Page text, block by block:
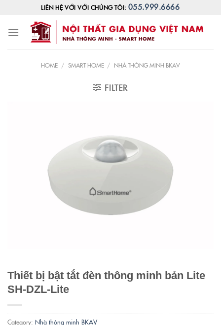
content
LIÊN HỆ VỚI VỚI CHÚNG TÔI: 055.999.6666
HOME / SMART HOME / NHÀ THÔNG MINH BKAV
FILTER
Thiết bị bật tắt đèn thông minh bản Lite
SH-DZL-Lite
Category: Nhà thông minh BKAV